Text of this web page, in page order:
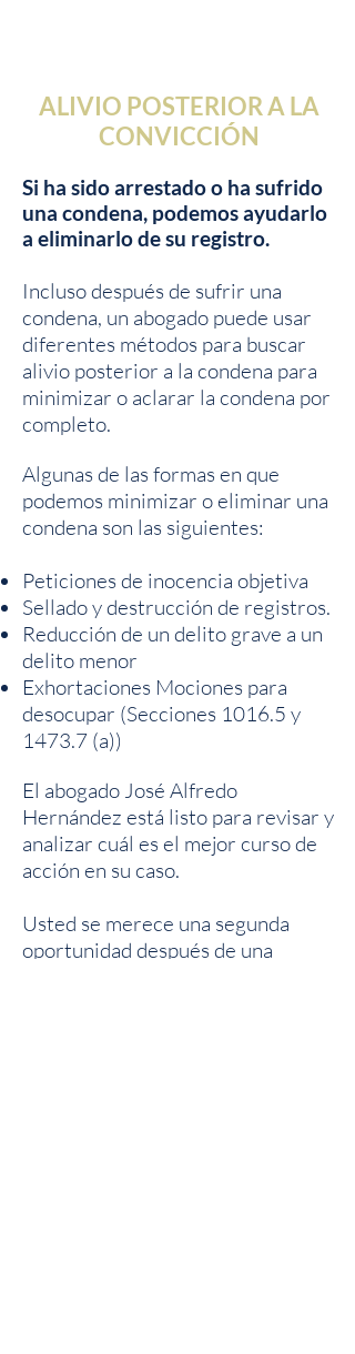
ALIVIO POSTERIOR A LA
CONVICCIÓN
Si ha sido arrestado o ha sufrido
una condena, podemos ayudarlo
a eliminarlo de su registro.
Incluso después de sufrir una
condena, un abogado puede usar
diferentes métodos para buscar
alivio posterior a la condena para
minimizar o aclarar la condena por
completo.
Algunas de las formas en que
podemos minimizar o eliminar una
condena son las siguientes:
Peticiones de inocencia objetiva
Sellado y destrucción de registros.
Reducción de un delito grave a un
delito menor
Exhortaciones Mociones para
desocupar (Secciones 1016.5 y
1473.7 (a))
El abogado José Alfredo
Hernández está listo para revisar y
analizar cuál es el mejor curso de
acción en su caso.
Usted se merece una segunda
oportunidad después de una